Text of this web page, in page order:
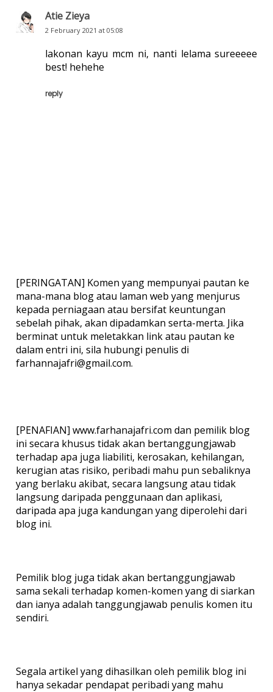
Atie Zieya
2 February 2021 at 05:08
lakonan kayu mcm ni, nanti lelama sureeeee
best! hehehe
reply
[PERINGATAN] Komen yang mempunyai pautan ke
mana-mana blog atau laman web yang menjurus
kepada perniagaan atau bersifat keuntungan
sebelah pihak, akan dipadamkan serta-merta. Jika
berminat untuk meletakkan link atau pautan ke
dalam entri ini, sila hubungi penulis di
farhannajafri@gmail.com.
[PENAFIAN] www.farhanajafri.com dan pemilik blog
ini secara khusus tidak akan bertanggungjawab
terhadap apa juga liabiliti, kerosakan, kehilangan,
kerugian atas risiko, peribadi mahu pun sebaliknya
yang berlaku akibat, secara langsung atau tidak
langsung daripada penggunaan dan aplikasi,
daripada apa juga kandungan yang diperolehi dari
blog ini.
Pemilik blog juga tidak akan bertanggungjawab
sama sekali terhadap komen-komen yang di siarkan
dan ianya adalah tanggungjawab penulis komen itu
sendiri.
Segala artikel yang dihasilkan oleh pemilik blog ini
hanya sekadar pendapat peribadi yang mahu